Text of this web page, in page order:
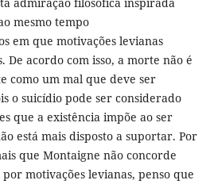
mesmo tempo
em que motivações levianas
De acordo com isso, a morte não é
como um mal que deve ser
o suicídio pode ser considerado
que a existência impõe ao ser
está mais disposto a suportar. Por
que Montaigne não concorde
motivações levianas, penso que